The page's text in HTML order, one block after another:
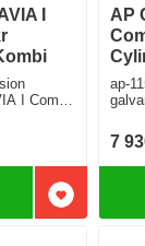
I
I Combi
Lägg till i
AP
ap-
7